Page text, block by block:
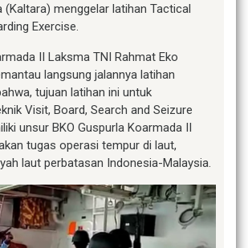
(Kaltara) menggelar latihan Tactical
Exercise.
II Laksma TNI Rahmat Eko
langsung jalannya latihan
tujuan latihan ini untuk
Visit, Board, Search and Seizure
unsur BKO Guspurla Koarmada II
tugas operasi tempur di laut,
laut perbatasan Indonesia-Malaysia.